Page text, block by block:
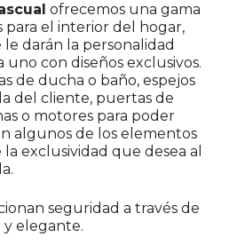
ofrecemos una gama
el interior del hogar,
darán la personalidad
con diseños exclusivos.
de ducha o baño, espejos
del cliente, puertas de
o motores para poder
algunos de los elementos
exclusividad que desea al
seguridad a través de
elegante.